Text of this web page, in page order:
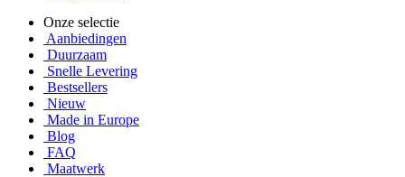
Onze selectie
Aanbiedingen
Duurzaam
Snelle Levering
Bestsellers
Nieuw
Made in Europe
Blog
FAQ
Maatwerk